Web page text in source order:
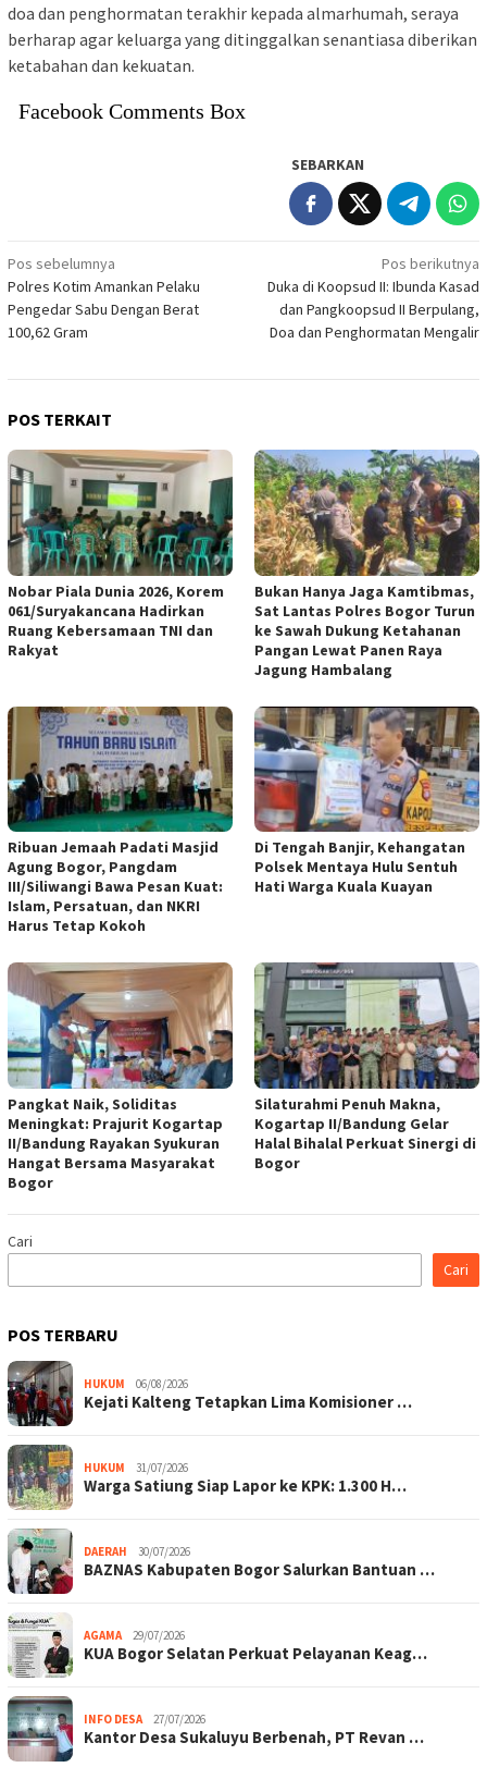
doa dan penghormatan terakhir kepada almarhumah, seraya
berharap agar keluarga yang ditinggalkan senantiasa diberikan
ketabahan dan kekuatan.
Facebook Comments Box
SEBARKAN
Navigasi
pos
Pos sebelumnya
Polres Kotim Amankan Pelaku
Pengedar Sabu Dengan Berat
100,62 Gram
Pos berikutnya
Duka di Koopsud II: Ibunda Kasad
dan Pangkoopsud II Berpulang,
Doa dan Penghormatan Mengalir
POS TERKAIT
Nobar Piala Dunia 2026, Korem
061/Suryakancana Hadirkan
Ruang Kebersamaan TNI dan
Rakyat
Bukan Hanya Jaga Kamtibmas,
Sat Lantas Polres Bogor Turun
ke Sawah Dukung Ketahanan
Pangan Lewat Panen Raya
Jagung Hambalang
Ribuan Jemaah Padati Masjid
Agung Bogor, Pangdam
III/Siliwangi Bawa Pesan Kuat:
Islam, Persatuan, dan NKRI
Harus Tetap Kokoh
Di Tengah Banjir, Kehangatan
Polsek Mentaya Hulu Sentuh
Hati Warga Kuala Kuayan
Pangkat Naik, Soliditas
Meningkat: Prajurit Kogartap
II/Bandung Rayakan Syukuran
Hangat Bersama Masyarakat
Bogor
Silaturahmi Penuh Makna,
Kogartap II/Bandung Gelar
Halal Bihalal Perkuat Sinergi di
Bogor
Cari
Cari
POS TERBARU
HUKUM 06/08/2026
Kejati Kalteng Tetapkan Lima Komisioner …
HUKUM 31/07/2026
Warga Satiung Siap Lapor ke KPK: 1.300 H…
DAERAH 30/07/2026
BAZNAS Kabupaten Bogor Salurkan Bantuan …
AGAMA 29/07/2026
KUA Bogor Selatan Perkuat Pelayanan Keag…
INFO DESA 27/07/2026
Kantor Desa Sukaluyu Berbenah, PT Revan …